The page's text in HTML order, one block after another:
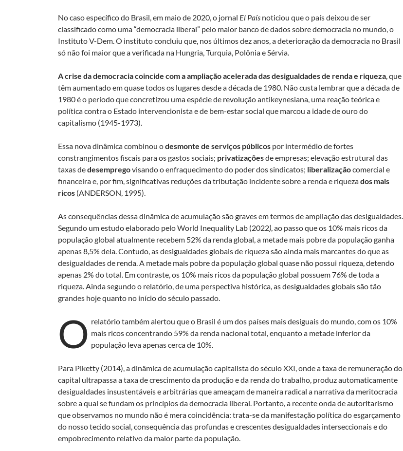
No caso específico do Brasil, em maio de 2020, o jornal El País noticiou que o país deixou de ser
classificado como uma “democracia liberal” pelo maior banco de dados sobre democracia no mundo, o
Instituto V-Dem. O instituto concluiu que, nos últimos dez anos, a deterioração da democracia no Brasil
só não foi maior que a verificada na Hungria, Turquia, Polônia e Sérvia.
A crise da democracia coincide com a ampliação acelerada das desigualdades de renda e riqueza , que
têm aumentado em quase todos os lugares desde a década de 1980. Não custa lembrar que a década de
1980 é o período que concretizou uma espécie de revolução antikeynesiana, uma reação teórica e
política contra o Estado intervencionista e de bem-estar social que marcou a idade de ouro do
capitalismo (1945-1973).
Essa nova dinâmica combinou odesmonte de serviços públicos por intermédio de fortes
constrangimentos fiscais para os gastos sociais; privatizaçõesde empresas; elevação estrutural das
taxas dedesempregovisando o enfraquecimento do poder dos sindicatos; liberalizaçãocomercial e
financeira e, por fim, significativas reduções da tributação incidente sobre a renda e riquezados mais
ricos (ANDERSON, 1995).
As consequências dessa dinâmica de acumulação são graves em termos de ampliação das desigualdades.
Segundo um estudo elaborado pelo World Inequality Lab (2022) , ao passo que os 10% mais ricos da
população global atualmente recebem 52% da renda global, a metade mais pobre da população ganha
apenas 8,5% dela. Contudo, as desigualdades globais de riqueza são ainda mais marcantes do que as
desigualdades de renda. A metade mais pobre da população global quase não possui riqueza, detendo
apenas 2% do total. Em contraste, os 10% mais ricos da população global possuem 76% de toda a
riqueza. Ainda segundo o relatório, de uma perspectiva histórica, as desigualdades globais são tão
grandes hoje quanto no início do século passado.
O relatório também alertou que o Brasil é um dos países mais desiguais do mundo, com os 10%
mais ricos concentrando 59% da renda nacional total, enquanto a metade inferior da
população leva apenas cerca de 10%.
Para Piketty (2014), a dinâmica de acumulação capitalista do século XXI, onde a taxa de remuneração do
capital ultrapassa a taxa de crescimento da produção e da renda do trabalho, produz automaticamente
desigualdades insustentáveis e arbitrárias que ameaçam de maneira radical a narrativa da meritocracia
sobre a qual se fundam os princípios da democracia liberal. Portanto, a recente onda de autoritarismo
que observamos no mundo não é mera coincidência: trata-se da manifestação política do esgarçamento
do nosso tecido social, consequência das profundas e crescentes desigualdades interseccionais e do
empobrecimento relativo da maior parte da população.